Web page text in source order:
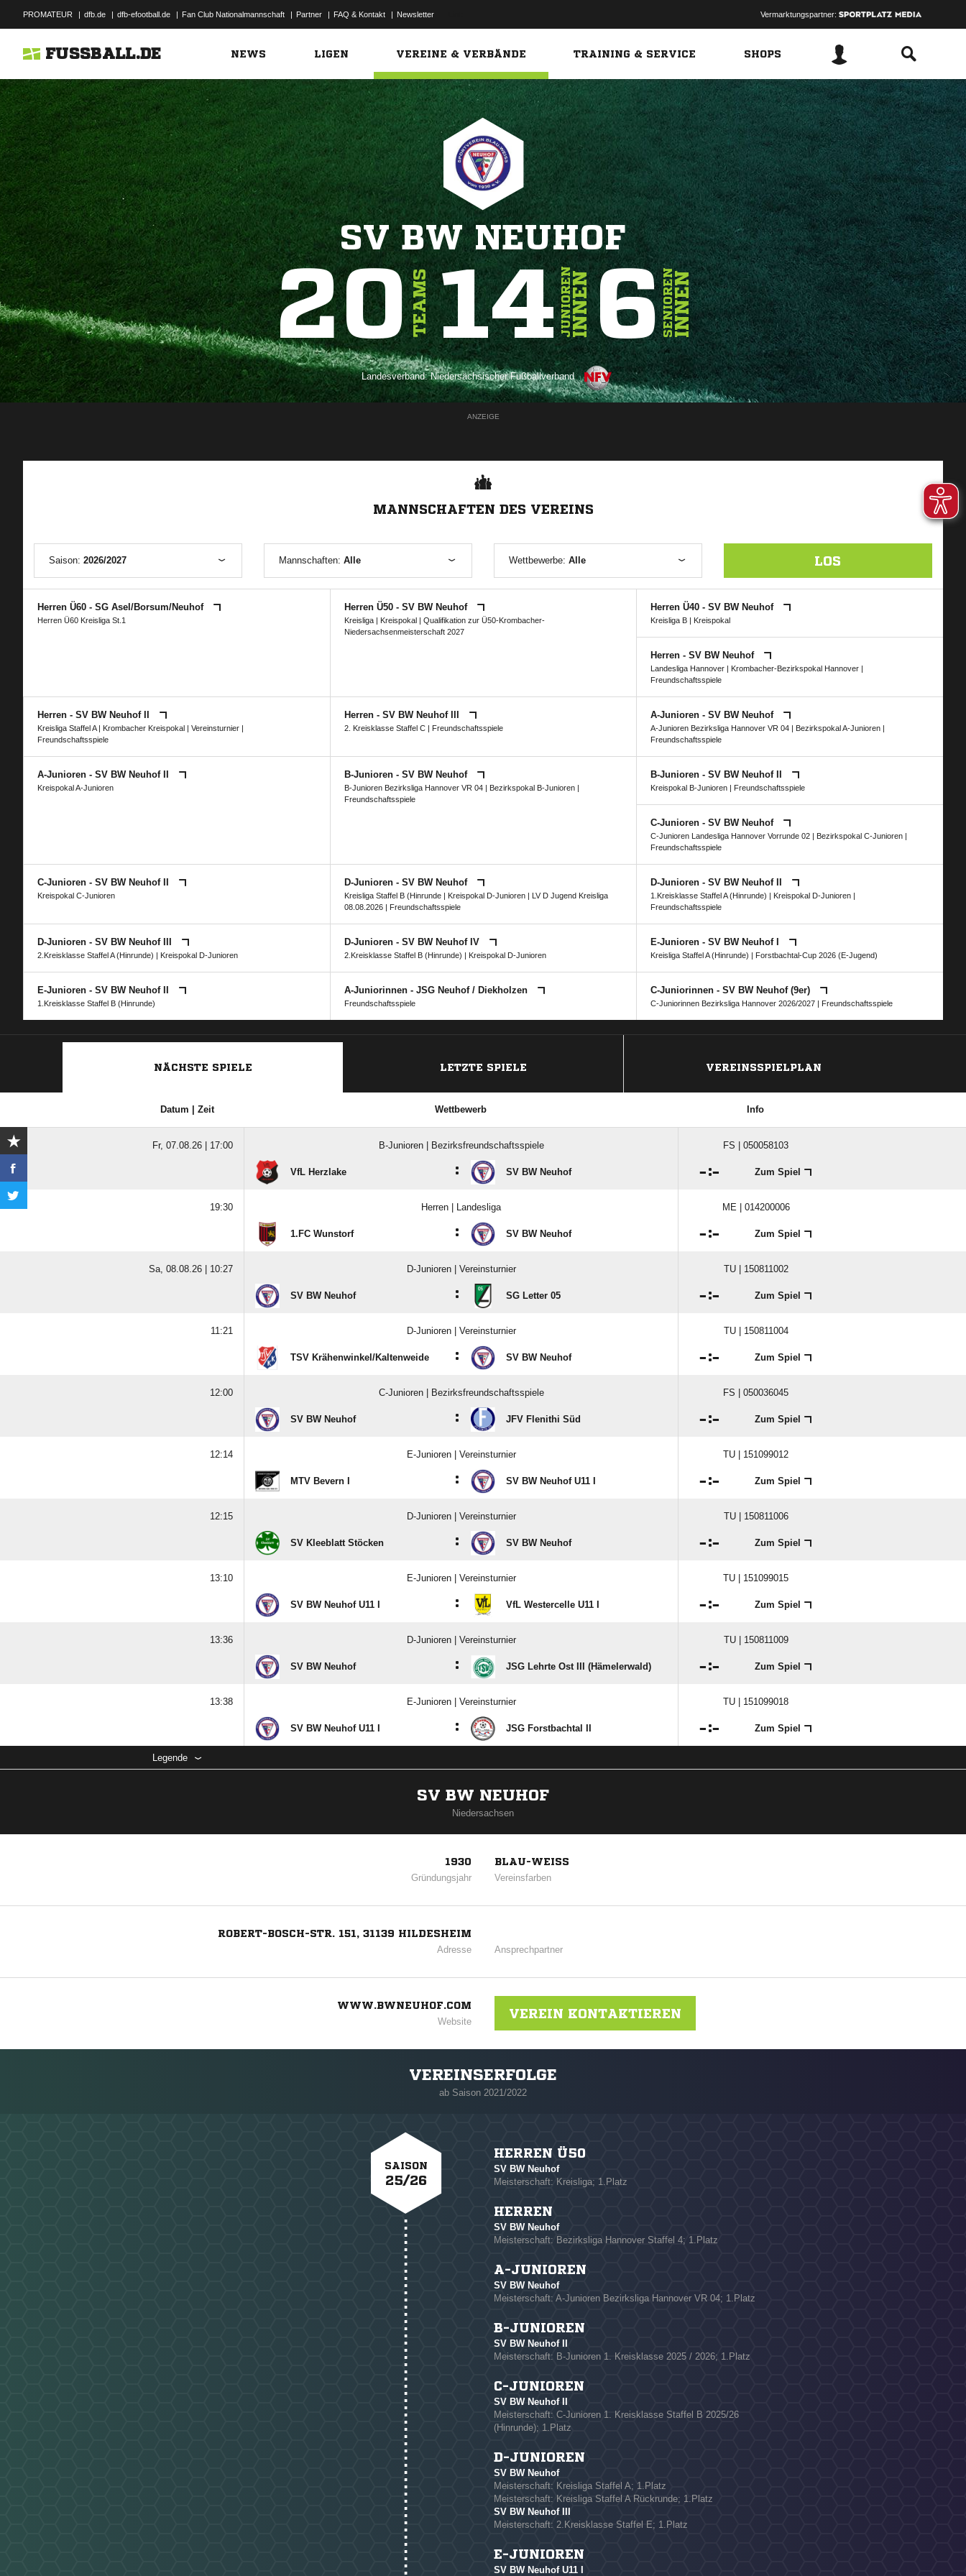
PROMATEUR | dfb.de | dfb-efootball.de | Fan Club Nationalmannschaft | Partner | FAQ & Kontakt | Newsletter Vermarktungspartner:
FUSSBALL.DE NEWS LIGEN VEREINE & VERBÄNDE TRAINING & SERVICE SHOPS
SV BW NEUHOF
20TEAMS14JUNIORENINNEN6SENIORENINNEN
Landesverband:Niedersächsischer Fußballverband
ANZEIGE
MANNSCHAFTEN DES VEREINS
Saison: 2026/2027 Mannschaften: Alle Wettbewerbe: Alle LOS
Herren Ü60 - SG Asel/​Borsum/​Neuhof
Herren Ü60 Kreisliga St.1
Herren Ü50 - SV BW Neuhof
Kreisliga| Kreispokal| Qualifikation zur Ü50-Krombacher-
Niedersachsenmeisterschaft 2027
Herren Ü40 - SV BW Neuhof
Kreisliga B | Kreispokal
Herren - SV BW Neuhof
Landesliga Hannover | Krombacher-Bezirkspokal Hannover |
Freundschaftsspiele
Herren - SV BW Neuhof II
Kreisliga Staffel A| Krombacher Kreispokal | Vereinsturnier |
Freundschaftsspiele
Herren - SV BW Neuhof III
2. Kreisklasse Staffel C| Freundschaftsspiele
A-Junioren - SV BW Neuhof
A-Junioren Bezirksliga Hannover VR 04 | Bezirkspokal A-Junioren |
Freundschaftsspiele
A-Junioren - SV BW Neuhof II
Kreispokal A-Junioren
B-Junioren - SV BW Neuhof
B-Junioren Bezirksliga Hannover VR 04| Bezirkspokal B-Junioren|
Freundschaftsspiele
B-Junioren - SV BW Neuhof II
Kreispokal B-Junioren | Freundschaftsspiele
C-Junioren - SV BW Neuhof
C-Junioren Landesliga Hannover Vorrunde 02 | Bezirkspokal C-Junioren |
Freundschaftsspiele
C-Junioren - SV BW Neuhof II
Kreispokal C-Junioren
D-Junioren - SV BW Neuhof
Kreisliga Staffel B (Hinrunde| Kreispokal D-Junioren| LV D Jugend Kreisliga
08.08.2026| Freundschaftsspiele
D-Junioren - SV BW Neuhof II
1.Kreisklasse Staffel A (Hinrunde) | Kreispokal D-Junioren |
Freundschaftsspiele
D-Junioren - SV BW Neuhof III
2.Kreisklasse Staffel A (Hinrunde) | Kreispokal D-Junioren
D-Junioren - SV BW Neuhof IV
2.Kreisklasse Staffel B (Hinrunde) | Kreispokal D-Junioren
E-Junioren - SV BW Neuhof I
Kreisliga Staffel A (Hinrunde) | Forstbachtal-Cup 2026 (E-Jugend)
E-Junioren - SV BW Neuhof II
1.Kreisklasse Staffel B (Hinrunde)
A-Juniorinnen - JSG Neuhof /​ Diekholzen
Freundschaftsspiele
C-Juniorinnen - SV BW Neuhof (9er)
C-Juniorinnen Bezirksliga Hannover 2026/2027 | Freundschaftsspiele
NÄCHSTE SPIELE LETZTE SPIELE VEREINSSPIELPLAN
Datum | Zeit Wettbewerb Info
Fr, 07.08.26 | 17:00 B-Junioren | Bezirksfreundschaftsspiele FS | 050058103
VfL Herzlake : SV BW Neuhof : Zum Spiel
19:30 Herren | Landesliga ME | 014200006
1.FC Wunstorf : SV BW Neuhof : Zum Spiel
Sa, 08.08.26 | 10:27 D-Junioren | Vereinsturnier TU | 150811002
SV BW Neuhof : SG Letter 05 : Zum Spiel
11:21 D-Junioren | Vereinsturnier TU | 150811004
TSV Krähenwinkel/​Kaltenweide : SV BW Neuhof : Zum Spiel
12:00 C-Junioren | Bezirksfreundschaftsspiele FS | 050036045
SV BW Neuhof : JFV Flenithi Süd : Zum Spiel
12:14 E-Junioren | Vereinsturnier TU | 151099012
MTV Bevern I : SV BW Neuhof U11 I : Zum Spiel
12:15 D-Junioren | Vereinsturnier TU | 150811006
SV Kleeblatt Stöcken : SV BW Neuhof : Zum Spiel
13:10 E-Junioren | Vereinsturnier TU | 151099015
SV BW Neuhof U11 I : VfL Westercelle U11 I : Zum Spiel
13:36 D-Junioren | Vereinsturnier TU | 150811009
SV BW Neuhof : JSG Lehrte Ost III (Hämelerwald) : Zum Spiel
13:38 E-Junioren | Vereinsturnier TU | 151099018
SV BW Neuhof U11 I : JSG Forstbachtal II : Zum Spiel
Legende
SV BW NEUHOF
Niedersachsen
1930
Gründungsjahr
BLAU-WEISS
Vereinsfarben
ROBERT-BOSCH-STR. 151, 31139 HILDESHEIM
Adresse Ansprechpartner
WWW.BWNEUHOF.COM
Website
VEREIN KONTAKTIEREN
NACHRICHT SENDEN
VEREINSERFOLGE
ab Saison 2021/2022
SAISON
25/26
HERREN Ü50
SV BW Neuhof
Meisterschaft: Kreisliga; 1.Platz
HERREN
SV BW Neuhof
Meisterschaft: Bezirksliga Hannover Staffel 4; 1.Platz
A-JUNIOREN
SV BW Neuhof
Meisterschaft: A-Junioren Bezirksliga Hannover VR 04; 1.Platz
B-JUNIOREN
SV BW Neuhof II
Meisterschaft: B-Junioren 1. Kreisklasse 2025 / 2026; 1.Platz
C-JUNIOREN
SV BW Neuhof II
Meisterschaft: C-Junioren 1. Kreisklasse Staffel B 2025/26
(Hinrunde); 1.Platz
D-JUNIOREN
SV BW Neuhof
Meisterschaft: Kreisliga Staffel A; 1.Platz
Meisterschaft: Kreisliga Staffel A Rückrunde; 1.Platz
SV BW Neuhof III
Meisterschaft: 2.Kreisklasse Staffel E; 1.Platz
E-JUNIOREN
SV BW Neuhof U11 I